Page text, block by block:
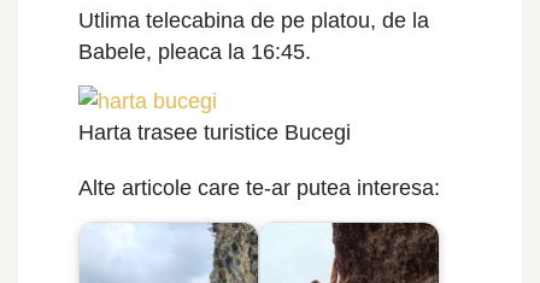
Utlima telecabina de pe platou, de la
Babele, pleaca la 16:45.
Harta trasee turistice Bucegi
Alte articole care te-ar putea interesa: